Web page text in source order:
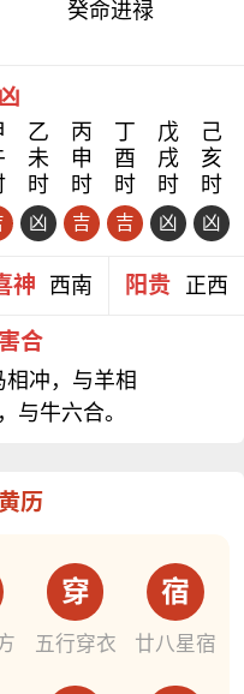
癸命进禄
乙
未
时
凶
丙
申
时
吉
丁
酉
时
吉
戊
戌
时
凶
己
亥
时
凶
神 西南 阳贵 正西
合
冲，与羊相
与牛六合。
历
穿
五行穿衣
宿
廿八星宿